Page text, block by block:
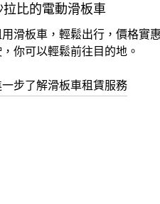
拉比的電動滑板車
滑板車，輕鬆出行，價格實
你可以輕鬆前往目的地。
步了解滑板車租賃服務